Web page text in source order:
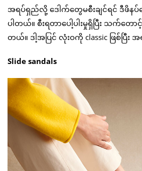
အရပ်ရှည်လို့ ဒေါက်တွေမစီးချင်ရင် ဒီဖိန
ပါတယ်။ စီးရတာပေါ့ပါးမှုရှိပြီး သက်တေ
တယ်။ ဒါ့အပြင် လုံးဝကို classic ဖြစ်ပြီး
Slide sandals